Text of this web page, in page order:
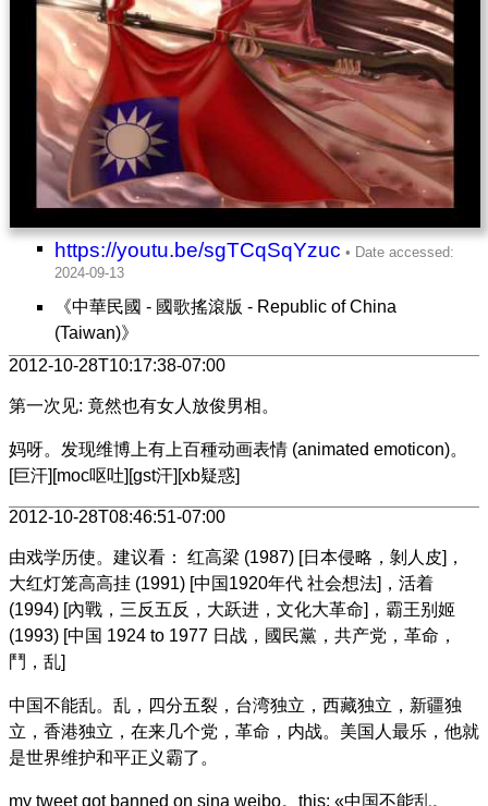
https://youtu.be/sgTCqSqYzuc
《中華民國 - 國歌搖滾版 - Republic of China
(Taiwan)》
2012-10-28T10:17:38-07:00
第一次见: 竟然也有女人放俊男相。
妈呀。发现维博上有上百種动画表情 (animated emoticon)。
[巨汗][moc呕吐][gst汗][xb疑惑]
2012-10-28T08:46:51-07:00
由戏学历使。建议看： 红高梁 (1987) [日本侵略，剝人皮]，
大红灯笼高高挂 (1991) [中国1920年代 社会想法]，活着
(1994) [內戰，三反五反，大跃进，文化大革命]，霸王别姬
(1993) [中国 1924 to 1977 日战，國民黨，共产党，革命，
鬥，乱]
中国不能乱。乱，四分五裂，台湾独立，西藏独立，新疆独
立，香港独立，在来几个党，革命，内战。美国人最乐，他就
是世界维护和平正义霸了。
my tweet got banned on sina weibo。this: «中国不能乱。